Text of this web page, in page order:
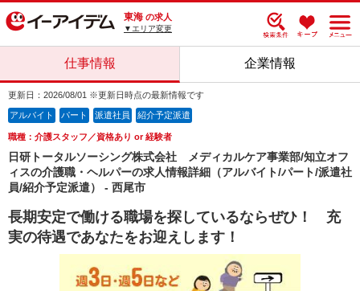
東海 の求人
▼エリア変更
仕事情報 企業情報
更新日：2026/08/01 ※更新日時点の最新情報です
アルバイト パート 派遣社員 紹介予定派遣
職種：介護スタッフ／資格あり or 経験者
日研トータルソーシング株式会社 メディカルケア事業部/知立オフ
ィスの介護職・ヘルパーの求人情報詳細（アルバイト/パート/派遣社
員/紹介予定派遣） - 西尾市
長期安定で働ける職場を探しているならぜひ！ 充
実の待遇であなたをお迎えします！